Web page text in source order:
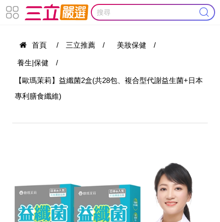
首頁 / 三立推薦 / 美妝保健 /
養生|保健 /
【歐瑪茉莉】益纖菌2盒(共28包、複合型代謝益生菌+日本
專利膳食纖維)